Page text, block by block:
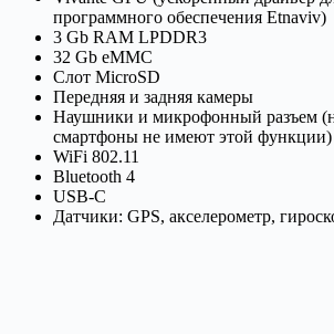
программного обеспечения Etnaviv)
3 Gb RAM LPDDR3
32 Gb eMMC
Слот MicroSD
Передняя и задняя камеры
Наушники и микрофонный разъем
смартфоны не имеют этой функции)
WiFi 802.11
Bluetooth 4
USB-C
Датчики: GPS, акселерометр,